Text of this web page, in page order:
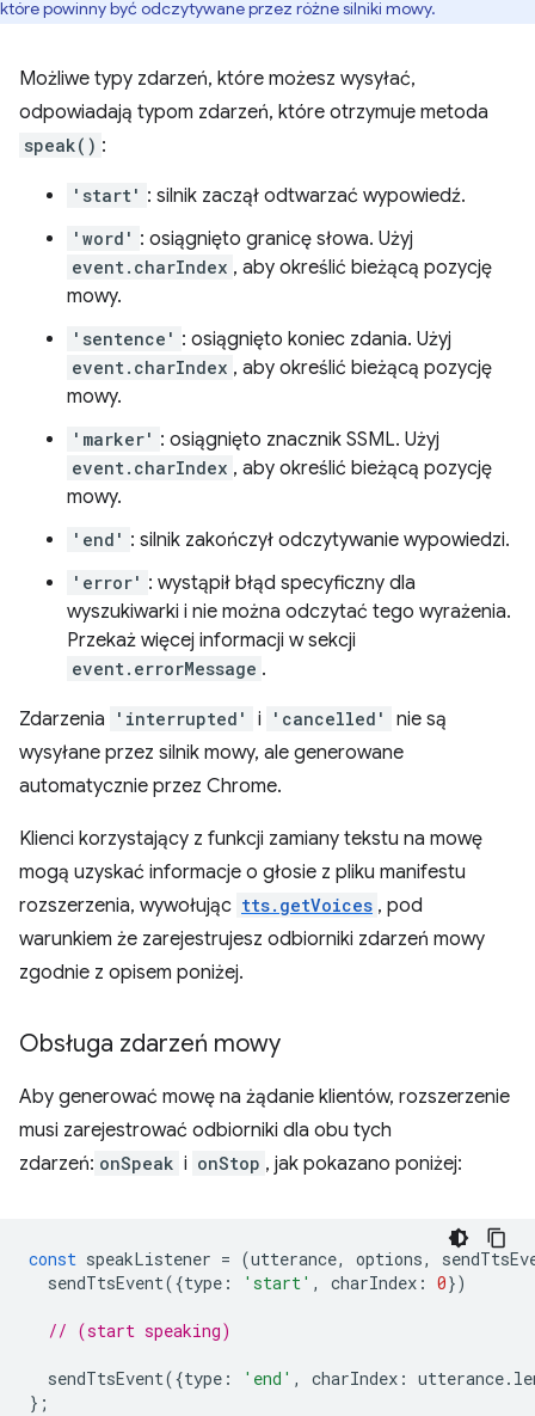
które powinny być odczytywane przez różne silniki mowy.
Możliwe typy zdarzeń, które możesz wysyłać,
odpowiadają typom zdarzeń, które otrzymuje metoda
speak() :
'start' : silnik zaczął odtwarzać wypowiedź.
'word' : osiągnięto granicę słowa. Użyj
event.charIndex , aby określić bieżącą pozycję
mowy.
'sentence' : osiągnięto koniec zdania. Użyj
event.charIndex , aby określić bieżącą pozycję
mowy.
'marker' : osiągnięto znacznik SSML. Użyj
event.charIndex , aby określić bieżącą pozycję
mowy.
'end' : silnik zakończył odczytywanie wypowiedzi.
'error' : wystąpił błąd specyficzny dla
wyszukiwarki i nie można odczytać tego wyrażenia.
Przekaż więcej informacji w sekcji
event.errorMessage .
Zdarzenia 'interrupted' i 'cancelled'
nie są
wysyłane przez silnik mowy, ale generowane
automatycznie przez Chrome.
Klienci korzystający z funkcji zamiany tekstu na mowę
mogą uzyskać informacje o głosie z pliku manifestu
rozszerzenia, wywołując tts.getVoices , pod
warunkiem że zarejestrujesz odbiorniki zdarzeń mowy
zgodnie z opisem poniżej.
Obsługa zdarzeń mowy
Aby generować mowę na żądanie klientów, rozszerzenie
musi zarejestrować odbiorniki dla obu tych
zdarzeń: onSpeak i onStop , jak pokazano poniżej:
const speakListener = (utterance, options,
sendTtsEvent({type : 'start' , charIndex : 0})
// (start speaking)
sendTtsEvent({type : 'end' , charIndex : utterance.
};